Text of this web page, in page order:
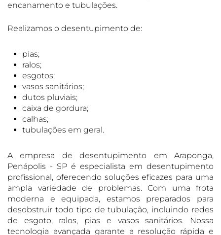
encanamento e tubulações.
Realizamos o desentupimento de:
pias;
ralos;
esgotos;
vasos sanitários;
dutos pluviais;
caixa de gordura;
calhas;
tubulações em geral.
A empresa de desentupimento em Araponga,
Penápolis - SP é especialista em desentupimento
profissional, oferecendo soluções eficazes para uma
ampla variedade de problemas. Com uma frota
moderna e equipada, estamos preparados para
desobstruir todo tipo de tubulação, incluindo redes
de esgoto, ralos, pias e vasos sanitários. Nossa
tecnologia avançada garante a resolução rápida e